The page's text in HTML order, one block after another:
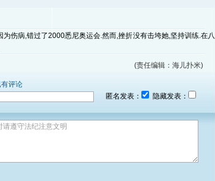
伤病,错过了2000悉尼奥运会.然而,挫折没有击垮她,坚持训练.在八
(责任编辑：海儿扑米)
有评论
匿名发表： 隐藏发表：